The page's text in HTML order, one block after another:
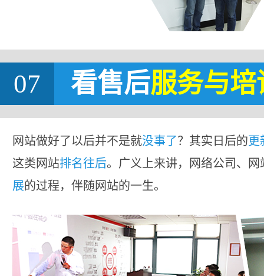
07 看售后服务与培
网站做好了以后并不是就没事了？其实日后的更
这类网站排名往后。广义上来讲，网络公司、
展的过程，伴随网站的一生。